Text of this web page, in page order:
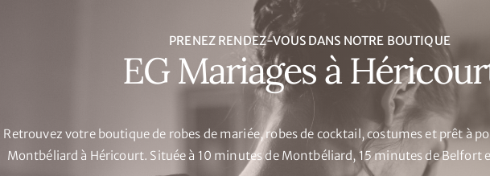
PRENEZ RENDEZ-VOUS DANS NOTRE BOUTIQUE
EG Mariages à
Retrouvez votre boutique de robes de mariée, robes de cocktail, costumes et prêt à
Montbéliard à Héricourt. Située à 10 minutes de Montbéliard, 15 minutes de Belfort